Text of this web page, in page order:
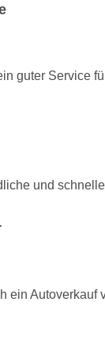
guter Service
und
ein